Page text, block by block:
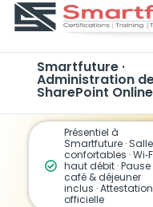
Smartfuture ·
Administration
SharePoint Online
Présentiel à
Smartfuture ·
confortables ·
haut débit · Pause
café & déjeuner
inclus · Attestation
officielle